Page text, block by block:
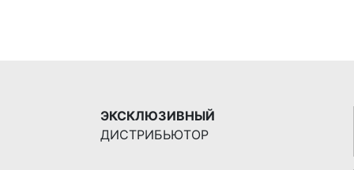
ЭКСКЛЮЗИВНЫЙ
ДИСТРИБЬЮТОР